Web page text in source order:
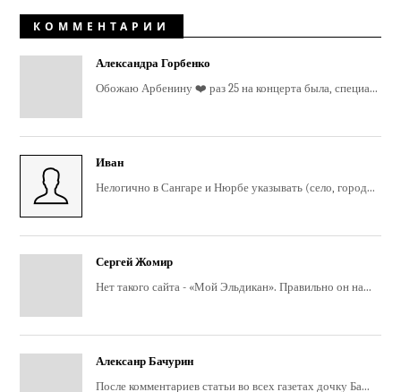
КОММЕНТАРИИ
Александра Горбенко
Обожаю Арбенину ❤️ раз 25 на концерта была, специа...
Иван
Нелогично в Сангаре и Нюрбе указывать (село, город...
Сергей Жомир
Нет такого сайта - «Мой Эльдикан». Правильно он на...
Алексанр Бачурин
После комментариев статьи во всех газетах дочку Ба...